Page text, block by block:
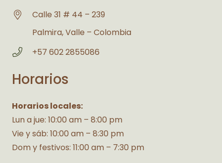
Calle 31 # 44 – 239
Palmira, Valle – Colombia
+57 602 2855086
Horarios
Horarios locales:
Lun a jue: 10:00 am – 8:00 pm
Vie y sáb: 10:00 am – 8:30 pm
Dom y festivos: 11:00 am – 7:30 pm